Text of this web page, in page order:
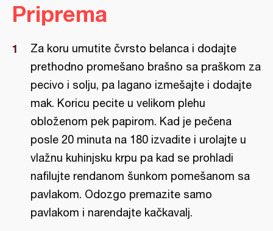
Priprema
Za koru umutite čvrsto belanca i dodajte
prethodno promešano brašno sa praškom za
pecivo i solju, pa lagano izmešajte i dodajte
mak. Koricu pecite u velikom plehu
obloženom pek papirom. Kad je pečena
posle 20 minuta na 180 izvadite i urolajte u
vlažnu kuhinjsku krpu pa kad se prohladi
nafilujte rendanom šunkom pomešanom sa
pavlakom. Odozgo premazite samo
pavlakom i narendajte kačkavalj.